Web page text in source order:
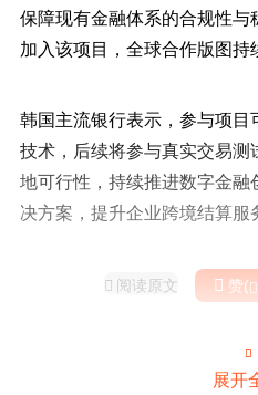
保障现有金融体系的合规性
加入该项目，全球合作版图持
韩国主流银行表示，参与项
技术，后续将参与真实交易
地可行性，持续推进数字金
决方案，提升企业跨境结算服
 阅读原文  赞(

展开